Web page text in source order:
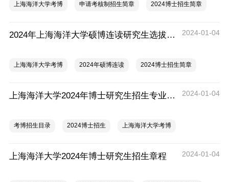
上海海洋大学考博 申请考核制招生简章 2024博士招生简章
2024年上海海洋大学硕博连读研究生选拔工作办法 2024-01-04
上海海洋大学考博 2024年硕博连读 2024博士招生简章
上海海洋大学2024年博士研究生招生专业目录 2024-01-04
考博招生目录 2024博士招生 上海海洋大学考博
上海海洋大学2024年博士研究生招生章程 2024-01-04